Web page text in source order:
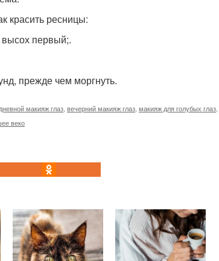
красить ресницы:
высох первый;.
прежде чем моргнуть.
дневной макияж глаз вечерний макияж глаз макияж для голубых глаз
веко